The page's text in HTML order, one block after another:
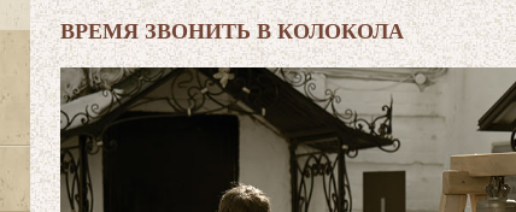
ВРЕМЯ ЗВОНИТЬ В КОЛОКОЛА